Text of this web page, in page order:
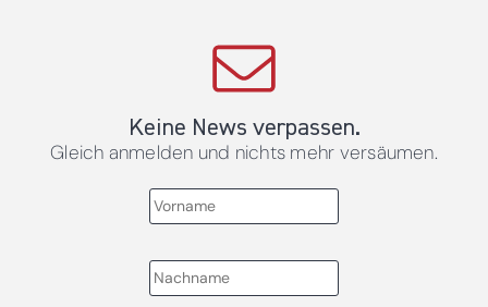
Keine News verpassen.
Gleich anmelden und nichts mehr versäumen.